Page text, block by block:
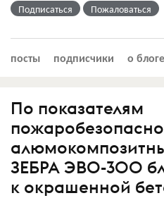
Подписаться Пожаловаться
посты подписчики о блоге
По показателям
ЗЕБРА ЭВО-300
к окрашенной